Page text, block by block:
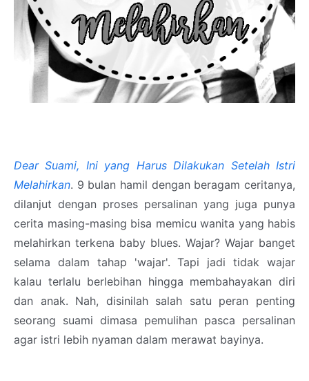
Dear Suami, Ini yang Harus Dilakukan Setelah Istri
Melahirkan. 9 bulan hamil dengan beragam ceritanya,
dilanjut dengan proses persalinan yang juga punya
cerita masing-masing bisa memicu wanita yang habis
melahirkan terkena baby blues. Wajar? Wajar banget
selama dalam tahap 'wajar'. Tapi jadi tidak wajar
kalau terlalu berlebihan hingga membahayakan diri
dan anak. Nah, disinilah salah satu peran penting
seorang suami dimasa pemulihan pasca persalinan
agar istri lebih nyaman dalam merawat bayinya.